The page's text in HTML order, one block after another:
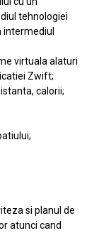
tehnologiei
intermediul
virtuala alaturi
Zwift;
calorii;
si planul de
atunci cand